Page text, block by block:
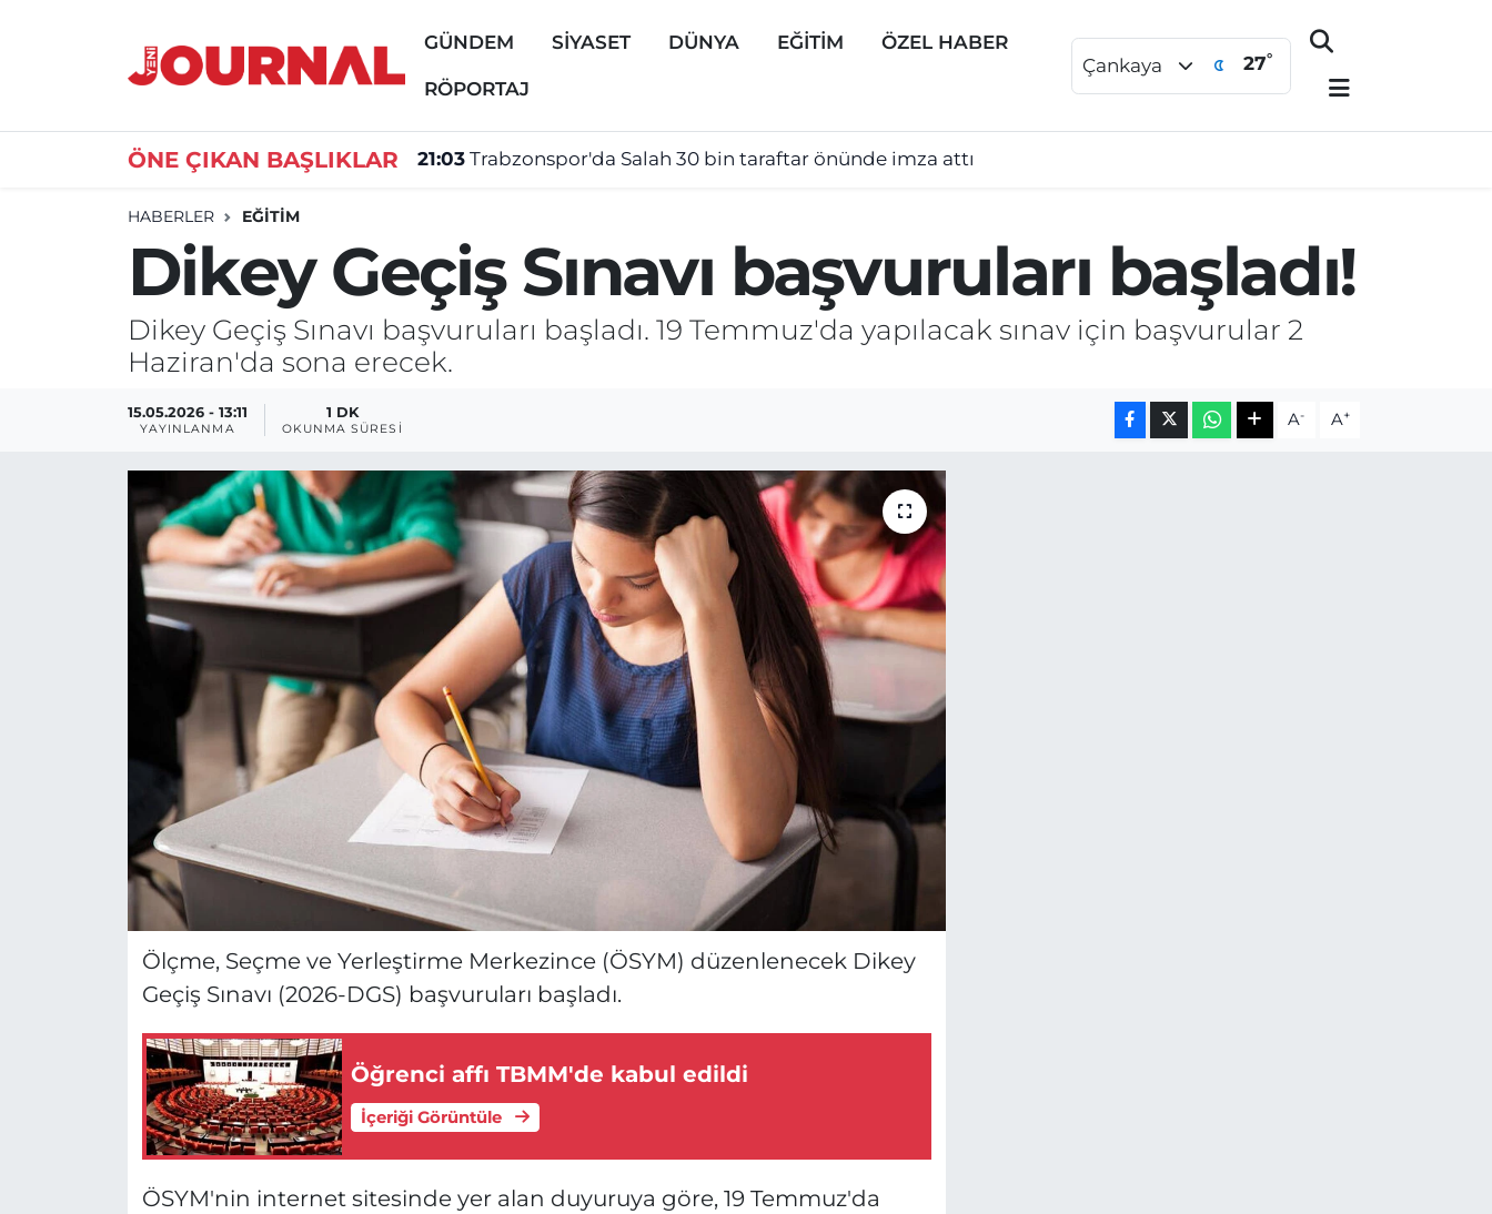
GÜNDEM SİYASET DÜNYA EĞİTİM ÖZEL HABER
RÖPORTAJ
Çankaya 27°
ÖNE ÇIKAN BAŞLIKLAR 21:03 Trabzonspor'da Salah 30 bin taraftar önünde imza attı
HABERLER EĞİTİM
Dikey Geçiş Sınavı başvuruları başladı!
Dikey Geçiş Sınavı başvuruları başladı. 19 Temmuz'da yapılacak sınav için başvurular 2
Haziran'da sona erecek.
15.05.2026 - 13:11
YAYINLANMA
1 DK
OKUNMA SÜRESI A- A+
Ölçme, Seçme ve Yerleştirme Merkezince (ÖSYM) düzenlenecek Dikey
Geçiş Sınavı (2026-DGS) başvuruları başladı.
Öğrenci affı TBMM'de kabul edildi
İçeriği Görüntüle
ÖSYM'nin internet sitesinde yer alan duyuruya göre, 19 Temmuz'da
GÜNDEM
DÜNYA
ÖZEL HABER
Nöbetçi Eczaneler
Süper Lig Puan Durumu ve Fikstür
Son Dakika Haberleri
Haber Arşivi